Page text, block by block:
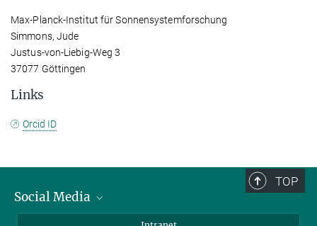
Max-Planck-Institut für Sonnensystemforschung
Simmons, Jude
Justus-von-Liebig-Weg 3
37077 Göttingen
Links
Orcid ID
TOP
Social Media